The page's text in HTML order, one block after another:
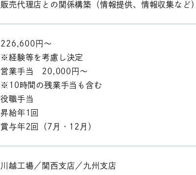
販売代理店との関係構築（情報提供、情報収集など）
226,600円～
※経験等を考慮し決定
営業手当 20,000円～
※10時間の残業手当も含む
役職手当
昇給年1回
賞与年2回（7月・12月）
川越工場／関西支店／九州支店